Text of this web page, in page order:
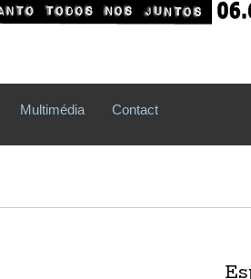
Multimédia Contact